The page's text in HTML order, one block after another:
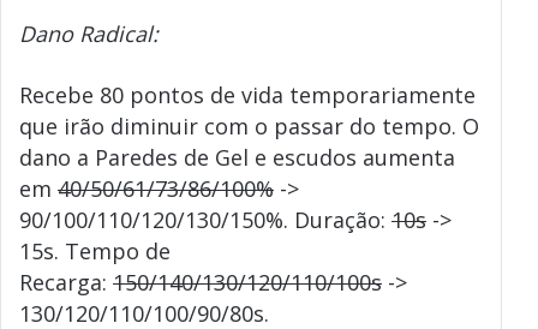
Dano Radical:
Recebe 80 pontos de vida temporariamente
que irão diminuir com o passar do tempo. O
dano a Paredes de Gel e escudos aumenta
em 40/50/61/73/86/100% ->
90/100/110/120/130/150%. Duração: 10s ->
15s. Tempo de
Recarga: 150/140/130/120/110/100s ->
130/120/110/100/90/80s.